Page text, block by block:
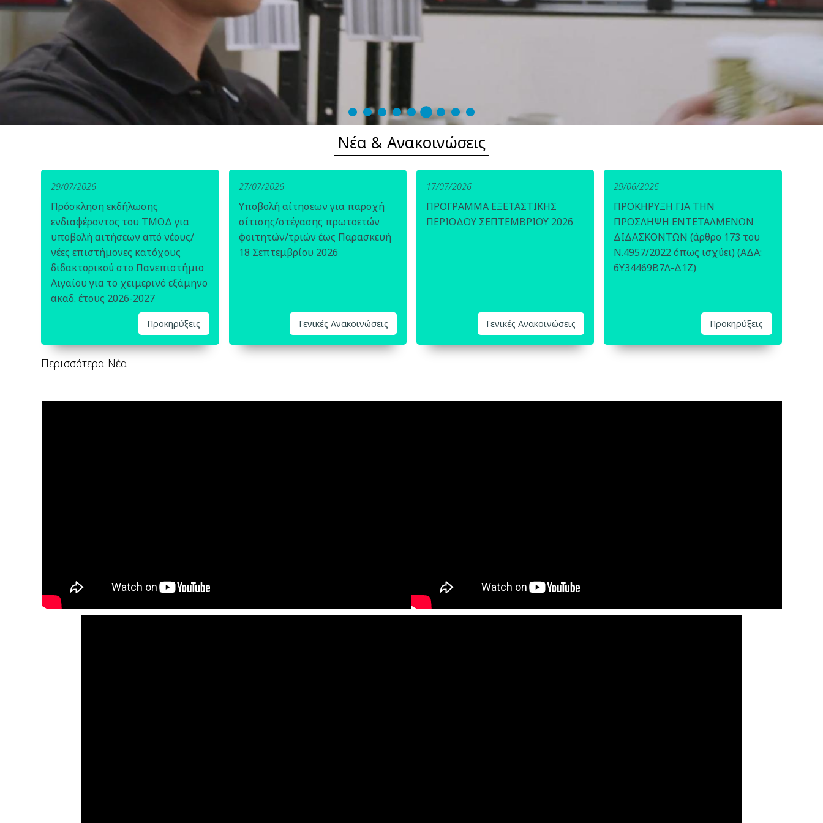
Νέα & Ανακοινώσεις
29/07/2026
Πρόσκληση εκδήλωσης
ενδιαφέροντος του ΤΜΟΔ για
υποβολή αιτήσεων από νέους/
νέες επιστήμονες κατόχους
διδακτορικού στο Πανεπιστήμιο
Αιγαίου για το χειμερινό εξάμηνο
ακαδ. έτους 2026-2027
Προκηρύξεις
27/07/2026
Υποβολή αίτησεων για παροχή
σίτισης/στέγασης πρωτοετών
φοιτητών/τριών έως Παρασκευή
18 Σεπτεμβρίου 2026
Γενικές Ανακοινώσεις
17/07/2026
ΠΡΟΓΡΑΜΜΑ ΕΞΕΤΑΣΤΙΚΗΣ
ΠΕΡΙΟΔΟΥ ΣΕΠΤΕΜΒΡΙΟΥ 2026
Γενικές Ανακοινώσεις
29/06/2026
ΠΡΟΚΗΡΥΞΗ ΓΙΑ ΤΗΝ
ΠΡΟΣΛΗΨΗ ΕΝΤΕΤΑΛΜΕΝΩΝ
ΔΙΔΑΣΚΟΝΤΩΝ (άρθρο 173 του
Ν.4957/2022 όπως ισχύει) (ΑΔΑ:
6Υ34469Β7Λ-Δ1Ζ)
Προκηρύξεις
Περισσότερα Νέα